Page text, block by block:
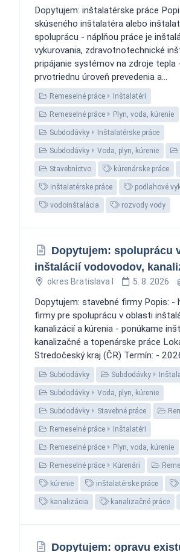
Dopytujem: inštalatérske práce
skúseného inštalatéra alebo
spoluprácu - náplňou práce je
vykurovania, zdravotnotechnické
pripájanie systémov na zdroje
prvotriednu úroveň prevedenia a...
Remeselné práce Inštalatéri
Remeselné práce Plyn, voda, kúrenie
Subdodávky Inštalatérske práce
Subdodávky Voda, plyn, kúrenie
Stavebníctvo kúrenárske práce
inštalatérske práce podlahové
vodoinštalácia rozvody vody
Dopytujem: spoluprácu
inštalácií vodovodov,
okres Bratislava I 5. 8. 2026
Dopytujem: stavebné firmy Popis: -
firmy pre spoluprácu v oblasti
kanalizácií a kúrenia - ponúkame
kanalizačné a topenárske práce
Stredočeský kraj (ČR) Termín: -
Subdodávky Subdodávky
Subdodávky Voda, plyn, kúrenie
Subdodávky Stavebné práce
Remeselné práce Inštalatéri
Remeselné práce Plyn, voda, kúrenie
Remeselné práce Kúrenári
kúrenie inštalatérske práce
kanalizácia kanalizačné práce
Dopytujem: opravu